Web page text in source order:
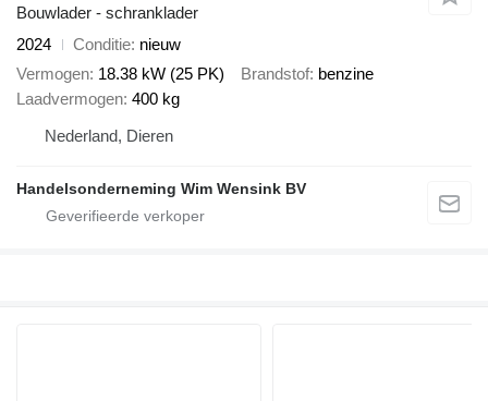
Bouwlader - schranklader
2024
Conditie nieuw
Vermogen 18.38 kW (25 PK) Brandstof benzine
Laadvermogen 400 kg
Nederland, Dieren
Handelsonderneming Wim Wensink BV